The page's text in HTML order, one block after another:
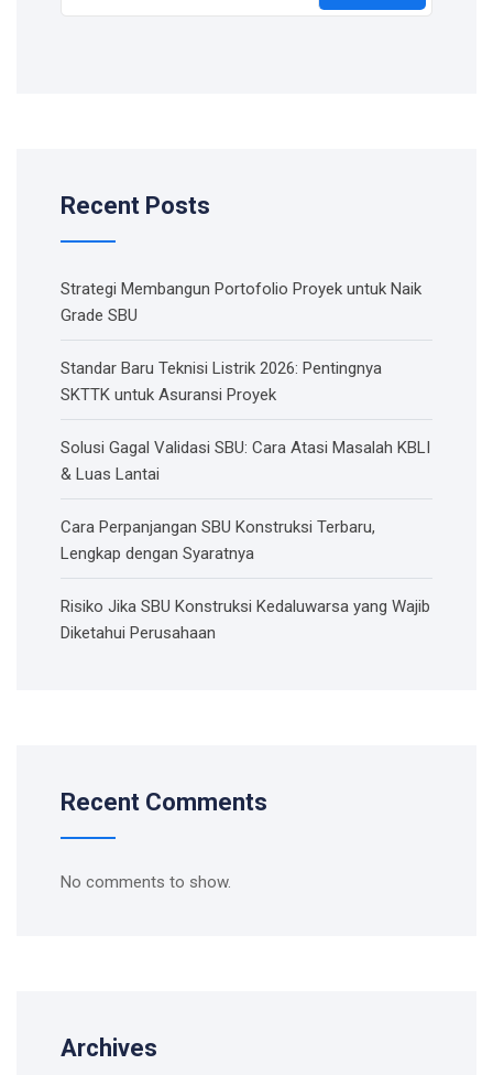
Recent Posts
Strategi Membangun Portofolio Proyek untuk Naik
Grade SBU
Standar Baru Teknisi Listrik 2026: Pentingnya
SKTTK untuk Asuransi Proyek
Solusi Gagal Validasi SBU: Cara Atasi Masalah KBLI
& Luas Lantai
Cara Perpanjangan SBU Konstruksi Terbaru,
Lengkap dengan Syaratnya
Risiko Jika SBU Konstruksi Kedaluwarsa yang Wajib
Diketahui Perusahaan
Recent Comments
No comments to show.
Archives